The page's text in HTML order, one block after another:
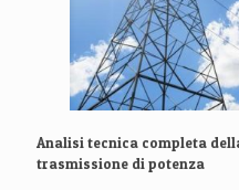
Analisi tecnica completa
trasmissione di potenza